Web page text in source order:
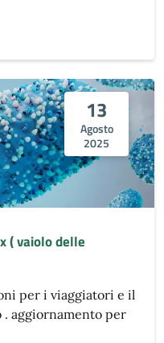
13
Agosto
2025
( vaiolo delle
per i viaggiatori e il
aggiornamento per